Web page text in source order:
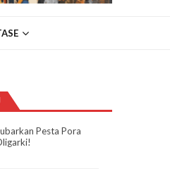
Pesta Pora